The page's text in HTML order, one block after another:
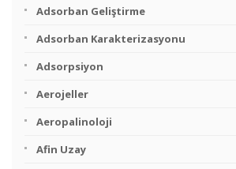
Adsorban Geliştirme
Adsorban Karakterizasyonu
Adsorpsiyon
Aerojeller
Aeropalinoloji
Afin Uzay